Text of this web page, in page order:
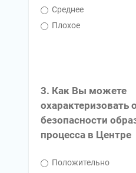
Среднее
Плохое
3. Как Вы можете
охарактеризовать
безопасности
процесса в Центре
Положительно